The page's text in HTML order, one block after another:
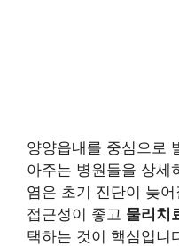
양양읍내를 중심으로
아주는 병원들을 상세
염은 초기 진단이 늦
접근성이 좋고 물리치
택하는 것이 핵심입니